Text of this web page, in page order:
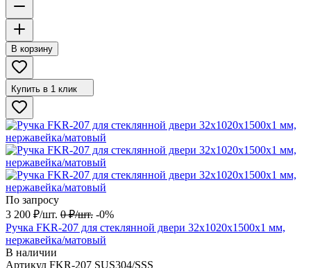
В корзину
Купить в 1 клик
По запросу
3 200 ₽/шт. 0 ₽/шт. -0%
Ручка FKR-207 для стеклянной двери 32x1020х1500х1 мм,
нержавейка/матовый
В наличии
Артикул FKR-207 SUS304/SSS